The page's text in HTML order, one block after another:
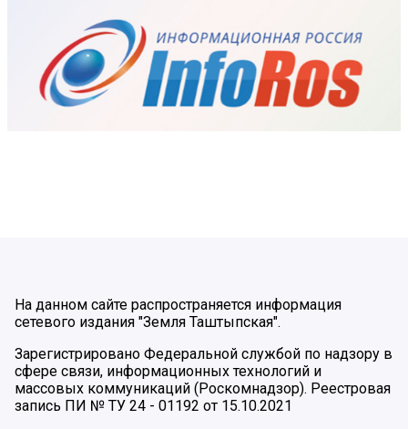
На данном сайте распространяется информация
сетевого издания "Земля Таштыпская".
Зарегистрировано Федеральной службой по надзору в
сфере связи, информационных технологий и
массовых коммуникаций (Роскомнадзор). Реестровая
запись ПИ № ТУ 24 - 01192 от 15.10.2021